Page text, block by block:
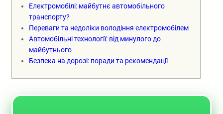
Електромобілі: майбутнє автомобільного
транспорту?
Переваги та недоліки володіння електромобілем
Автомобільні технології: від минулого до
майбутнього
Безпека на дорозі: поради та рекомендації